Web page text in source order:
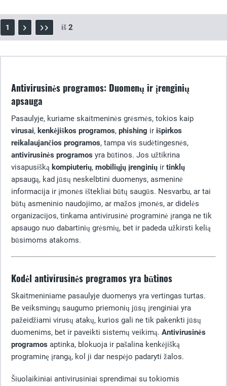
1 iš 2
Antivirusinės programos: Duomenų ir įrenginių
apsauga
Pasaulyje, kuriame skaitmeninės grėsmės, tokios kaip
virusai, kenkėjiškos programos, phishing ir išpirkos
reikalaujančios programos, tampa vis sudėtingesnės,
antivirusinės programos yra būtinos. Jos užtikrina
visapusišką kompiuterių, mobiliųjų įrenginių ir tinklų
apsaugą, kad jūsų neskelbtini duomenys, asmeninė
informacija ir įmonės ištekliai būtų saugūs. Nesvarbu, ar tai
būtų asmeninio naudojimo, ar mažos įmonės, ar didelės
organizacijos, tinkama antivirusinė programinė įranga ne tik
apsaugo nuo dabartinių grėsmių, bet ir padeda užkirsti kelią
būsimoms atakoms.
Kodėl antivirusinės programos yra būtinos
Skaitmeniniame pasaulyje duomenys yra vertingas turtas.
Be veiksmingų saugumo priemonių jūsų įrenginiai yra
pažeidžiami virusų atakų, kurios gali ne tik pakenkti jūsų
duomenims, bet ir paveikti sistemų veikimą. Antivirusinės
programos aptinka, blokuoja ir pašalina kenkėjišką
programinę įrangą, kol ji dar nespėjo padaryti žalos.
Šiuolaikiniai antivirusiniai sprendimai su tokiomis